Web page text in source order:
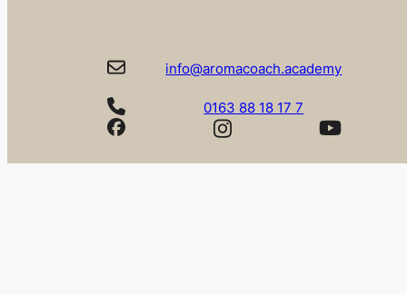
info@aromacoach.academy
0163 88 18 17 7